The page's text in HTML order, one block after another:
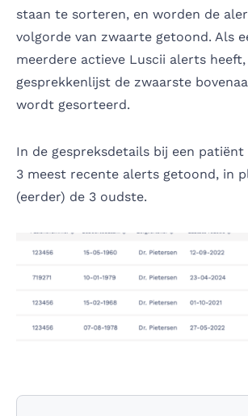
staan te sorteren, en worden de
volgorde van zwaarte getoond. Als
meerdere actieve Luscii alerts
gesprekkenlijst de zwaarste
wordt gesorteerd.
In de gespreksdetails bij een
3 meest recente alerts getoond, in
(eerder) de 3 oudste.